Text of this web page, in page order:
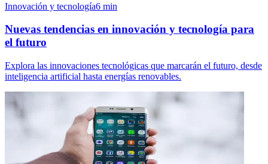
Innovación y tecnología6 min
Nuevas tendencias en innovación y tecnología para
el futuro
Explora las innovaciones tecnológicas que marcarán el futuro, desde
inteligencia artificial hasta energías renovables.